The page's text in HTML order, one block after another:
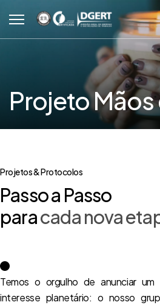
Projeto Mãos
Projetos & Protocolos
Passo a Passo
paracada nova
Temos o orgulho de anunciar
interesse planetário: o nosso